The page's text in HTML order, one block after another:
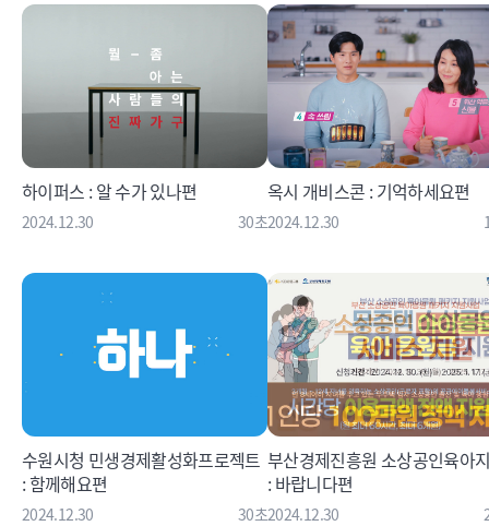
하이퍼스 : 알 수가 있나편
2024.12.30 30초
옥시 개비스콘 : 기억하세요편
2024.12.30
수원시청 민생경제활성화프로젝트
: 함께해요편
2024.12.30 30초
부산경제진흥원 소상공인육아
: 바랍니다편
2024.12.30